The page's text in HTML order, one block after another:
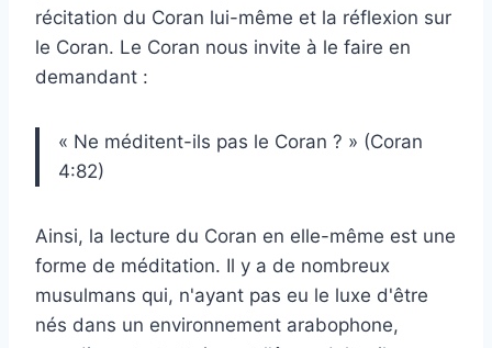
récitation du Coran lui-même et la réflexion sur
le Coran. Le Coran nous invite à le faire en
demandant :
« Ne méditent-ils pas le Coran ? » (Coran
4:82)
Ainsi, la lecture du Coran en elle-même est une
forme de méditation. Il y a de nombreux
musulmans qui, n'ayant pas eu le luxe d'être
nés dans un environnement arabophone,